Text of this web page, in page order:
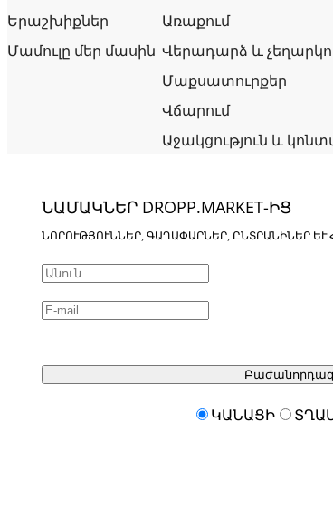
Երաշխիքներ
Մամուլը մեր մասին
Առաքում
Վերադարձ և
Մաքսատուրքեր
Վճարում
Աջակցություն և
ՆԱՄԱԿՆԵՐ DROPP.MARKET-ԻՑ
ՆՈՐՈՒԹՅՈՒՆՆԵՐ, ԳԱՂԱՓԱՐՆԵՐ, ԸՆՏՐԱՆԻՆԵՐ ԵՒ
ԿԱՆԱՑԻ